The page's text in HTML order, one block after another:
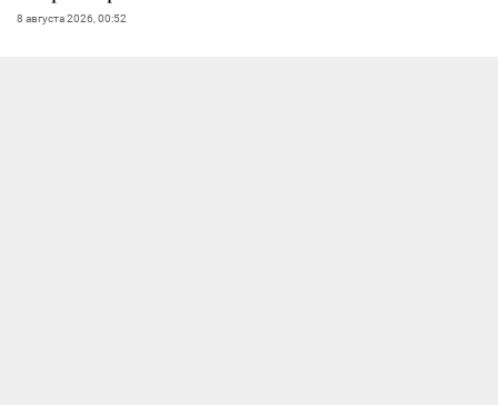
8 августа 2026, 00:52